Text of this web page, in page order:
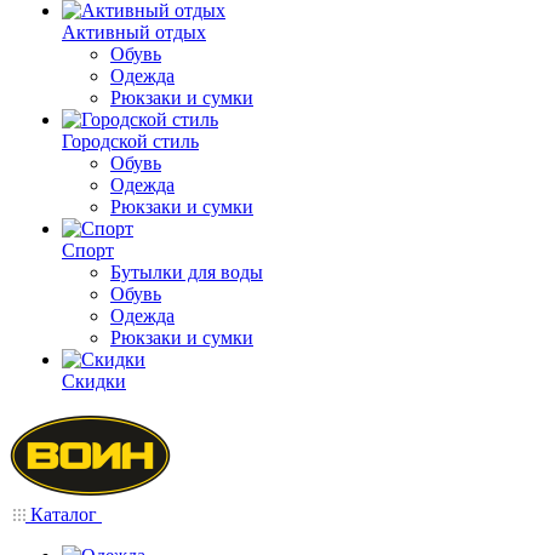
Активный отдых
Обувь
Одежда
Рюкзаки и сумки
Городской стиль
Обувь
Одежда
Рюкзаки и сумки
Спорт
Бутылки для воды
Обувь
Одежда
Рюкзаки и сумки
Скидки
Каталог